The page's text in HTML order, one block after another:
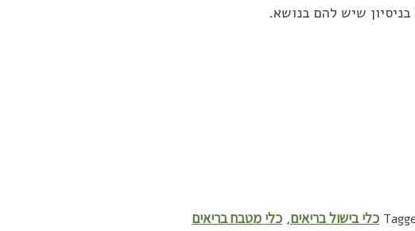
שיש להם בנושא.
כלי בישול בריאים, כלי מטבח בריאים